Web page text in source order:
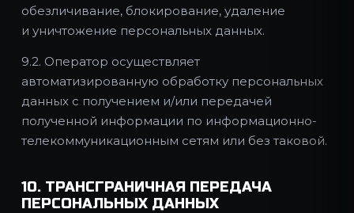
обезличивание, блокирование, удаление
и уничтожение персональных данных.
9.2. Оператор осуществляет
автоматизированную обработку персональных
данных с получением и/или передачей
полученной информации по информационно-
телекоммуникационным сетям или без таковой.
10. ТРАНСГРАНИЧНАЯ ПЕРЕДАЧА
ПЕРСОНАЛЬНЫХ ДАННЫХ